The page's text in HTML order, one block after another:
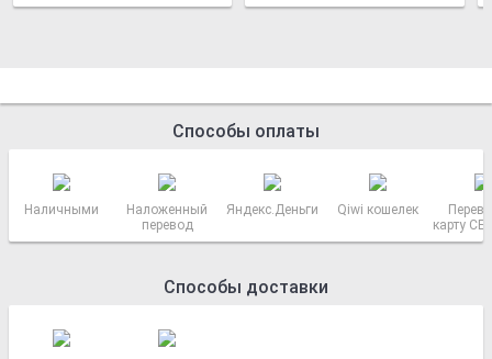
Способы оплаты
Наличными
Наложенный
перевод
Яндекс.Деньги Qiwi кошелек
карту
Способы доставки